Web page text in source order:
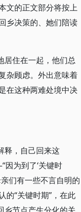
文的正文部分将按上
乡决策的、她们陪读
居住在一起，他们总
杂顾虑。外出意味着
在这种两难处境中决
释，自己回来这
为到了‘关键时
们有一些不言自明的
的“关键时期”，在此